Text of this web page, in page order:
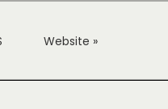
Website »